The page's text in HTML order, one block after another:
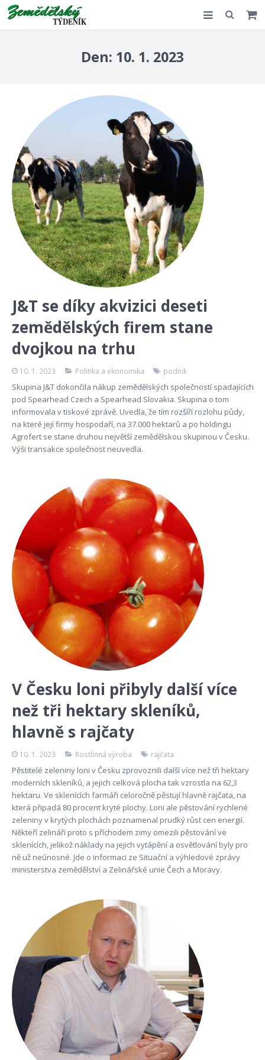
Kontakt
Den: 10. 1. 2023
J&T se díky akvizici deseti
zemědělských firem stane
dvojkou na trhu
10. 1. 2023 Politika a ekonomika podnik
Skupina J&T dokončila nákup zemědělských společností spadajících
pod Spearhead Czech a Spearhead Slovakia. Skupina o tom
informovala v tiskové zprávě. Uvedla, že tím rozšíří rozlohu půdy,
na které její firmy hospodaří, na 37.000 hektarů a po holdingu
Agrofert se stane druhou největší zemědělskou skupinou v Česku.
Výši transakce společnost neuvedla.
V Česku loni přibyly další více
než tři hektary skleníků,
hlavně s rajčaty
10. 1. 2023 Rostlinná výroba rajčata
Pěstitelé zeleniny loni v Česku zprovoznili další více než tři hektary
moderních skleníků, a jejich celková plocha tak vzrostla na 62,3
hektaru. Ve sklenících farmáři celoročně pěstují hlavně rajčata, na
která připadá 80 procent kryté plochy. Loni ale pěstování rychlené
zeleniny v krytých plochách poznamenal prudký růst cen energií.
Někteří zelináři proto s příchodem zimy omezili pěstování ve
sklenících, jelikož náklady na jejich vytápění a osvětlování byly pro
ně už neúnosné. Jde o informaci ze Situační a výhledové zprávy
ministerstva zemědělství a Zelinářské unie Čech a Moravy.